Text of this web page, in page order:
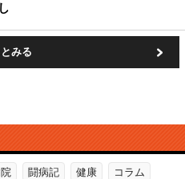
みる
闘病記 健康 コラム